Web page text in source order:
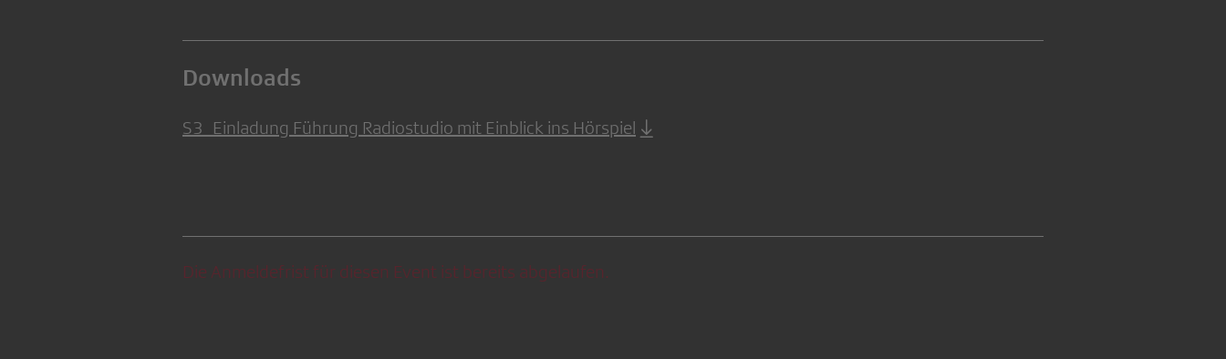
Downloads
S3_Einladung Führung Radiostudio mit Einblick ins Hörspiel
Die Anmeldefrist für diesen Event ist bereits abgelaufen.